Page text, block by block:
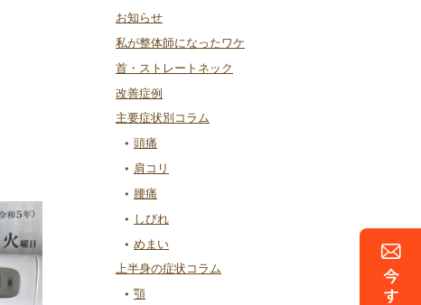
お知らせ
私が整体師になったワケ
首・ストレートネック
改善症例
主要症状別コラム
頭痛
肩コリ
腰痛
しびれ
めまい
上半身の症状コラム
顎